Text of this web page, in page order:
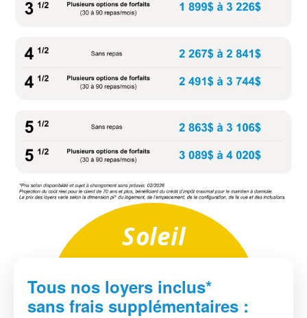
Soleil
Tous nos loyers inclus*
sans frais supplémentaires :